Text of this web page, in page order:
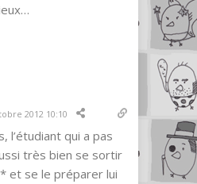
2012 10:10
l’étudiant qui a pas
très bien se sortir
et se le préparer lui